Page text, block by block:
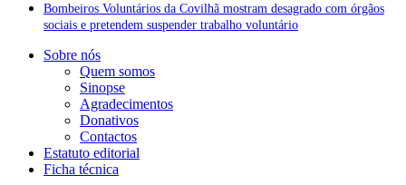
Bombeiros Voluntários da Covilhã mostram desagrado com órgãos
sociais e pretendem suspender trabalho voluntário
Sobre nós
Quem somos
Sinopse
Agradecimentos
Donativos
Contactos
Estatuto editorial
Ficha técnica